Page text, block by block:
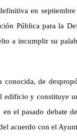
en
Pública para la
a incumplir su
conocida, de
edificio y constituye
el pasado debate
acuerdo con el